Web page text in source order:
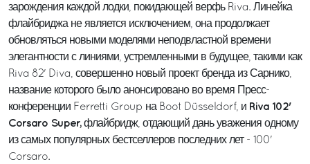
зарождения каждой лодки, покидающей верфь Riva. Линейка
флайбриджа не является исключением, она продолжает
обновляться новыми моделями неподвластной времени
элегантности с линиями, устремленными в будущее, такими как
Riva 82' Diva, совершенно новый проект бренда из Сарнико,
название которого было анонсировано во время Пресс-
конференции Ferretti Group на Boot Düsseldorf, и Riva 102'
Corsaro Super,флайбридж, отдающий дань уважения одному
из самых популярных бестселлеров последних лет - 100'
Corsaro.